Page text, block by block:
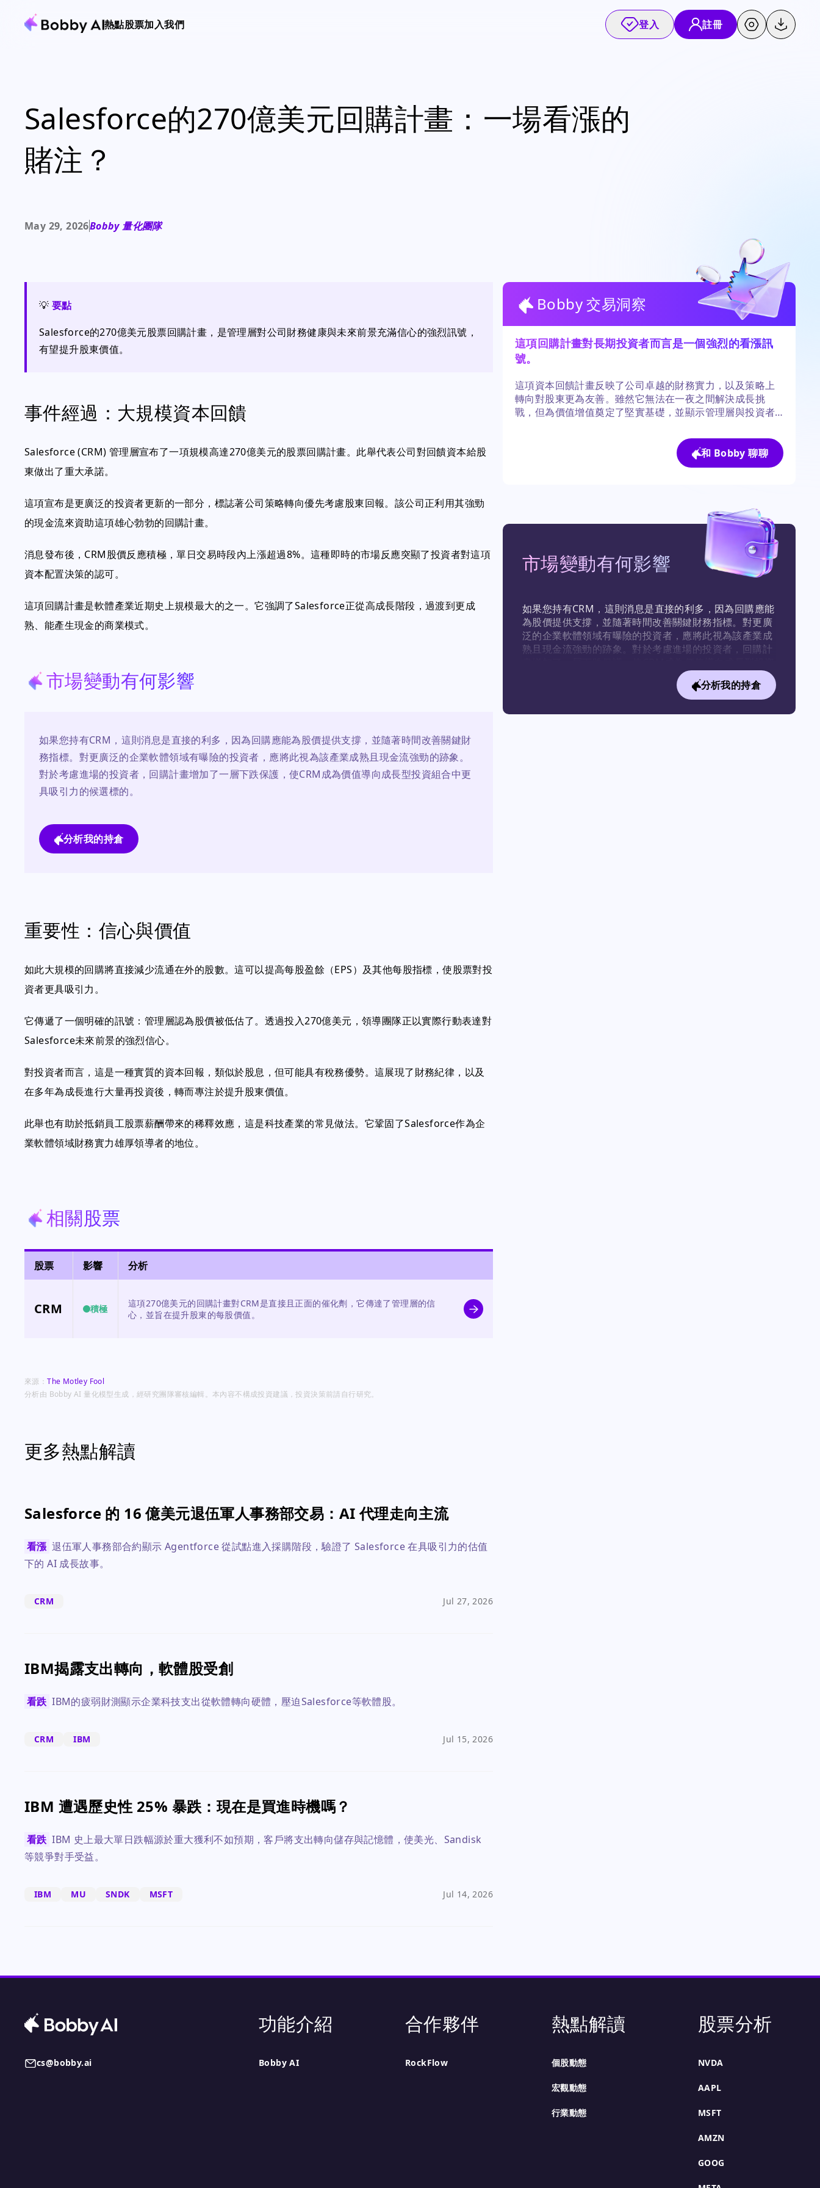
熱點股票加入我們 登入 註冊
Salesforce的270億美元回購計畫：一場看漲的
賭注？
May 29, 2026Bobby 量化團隊
💡 要點
Salesforce的270億美元股票回購計畫，是管理層對公司財務健康與未來前景充滿信心的強烈訊號，
有望提升股東價值。
事件經過：大規模資本回饋
Salesforce (CRM) 管理層宣布了一項規模高達270億美元的股票回購計畫。此舉代表公司對回饋資本給股
東做出了重大承諾。
這項宣布是更廣泛的投資者更新的一部分，標誌著公司策略轉向優先考慮股東回報。該公司正利用其強勁
的現金流來資助這項雄心勃勃的回購計畫。
消息發布後，CRM股價反應積極，單日交易時段內上漲超過8%。這種即時的市場反應突顯了投資者對這項
資本配置決策的認可。
這項回購計畫是軟體產業近期史上規模最大的之一。它強調了Salesforce正從高成長階段，過渡到更成
熟、能產生現金的商業模式。
市場變動有何影響
如果您持有CRM，這則消息是直接的利多，因為回購應能為股價提供支撐，並隨著時間改善關鍵財
務指標。對更廣泛的企業軟體領域有曝險的投資者，應將此視為該產業成熟且現金流強勁的跡象。
對於考慮進場的投資者，回購計畫增加了一層下跌保護，使CRM成為價值導向成長型投資組合中更
具吸引力的候選標的。
分析我的持倉
重要性：信心與價值
如此大規模的回購將直接減少流通在外的股數。這可以提高每股盈餘（EPS）及其他每股指標，使股票對投
資者更具吸引力。
它傳遞了一個明確的訊號：管理層認為股價被低估了。透過投入270億美元，領導團隊正以實際行動表達對
Salesforce未來前景的強烈信心。
對投資者而言，這是一種實質的資本回報，類似於股息，但可能具有稅務優勢。這展現了財務紀律，以及
在多年為成長進行大量再投資後，轉而專注於提升股東價值。
此舉也有助於抵銷員工股票薪酬帶來的稀釋效應，這是科技產業的常見做法。它鞏固了Salesforce作為企
業軟體領域財務實力雄厚領導者的地位。
相關股票
股票 影響 分析
CRM 積極
這項270億美元的回購計畫對CRM是直接且正面的催化劑，它傳達了管理層的信
心，並旨在提升股東的每股價值。
來源：The Motley Fool
分析由 Bobby AI 量化模型生成，經研究團隊審核編輯。本內容不構成投資建議，投資決策前請自行研究。
Bobby 交易洞察
這項回購計畫對長期投資者而言是一個強烈的看漲訊
號。
這項資本回饋計畫反映了公司卓越的財務實力，以及策略上
轉向對股東更為友善。雖然它無法在一夜之間解決成長挑
戰，但為價值增值奠定了堅實基礎，並顯示管理層與投資者
和 Bobby 聊聊
市場變動有何影響
如果您持有CRM，這則消息是直接的利多，因為回購應能
為股價提供支撐，並隨著時間改善關鍵財務指標。對更廣
泛的企業軟體領域有曝險的投資者，應將此視為該產業成
熟且現金流強勁的跡象。對於考慮進場的投資者，回購計
分析我的持倉
更多熱點解讀
Salesforce 的 16 億美元退伍軍人事務部交易：AI 代理走向主流
看漲 退伍軍人事務部合約顯示 Agentforce 從試點進入採購階段，驗證了 Salesforce 在具吸引力的估值
下的 AI 成長故事。
CRM Jul 27, 2026
IBM揭露支出轉向，軟體股受創
看跌 IBM的疲弱財測顯示企業科技支出從軟體轉向硬體，壓迫Salesforce等軟體股。
CRM IBM Jul 15, 2026
IBM 遭遇歷史性 25% 暴跌：現在是買進時機嗎？
看跌 IBM 史上最大單日跌幅源於重大獲利不如預期，客戶將支出轉向儲存與記憶體，使美光、Sandisk
等競爭對手受益。
IBM MU SNDK MSFT Jul 14, 2026
cs@bobby.ai
功能介紹
Bobby AI
合作夥伴
RockFlow
熱點解讀
個股動態
宏觀動態
行業動態
股票分析
NVDA
AAPL
MSFT
AMZN
GOOG